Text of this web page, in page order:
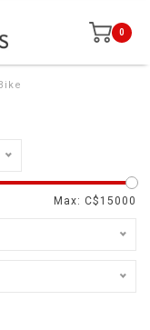
0
Max: C$ 15000